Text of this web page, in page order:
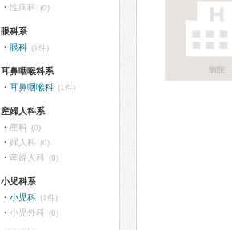
病院
性病科 (0)
眼科系
眼科 (1件)
耳鼻咽喉科系
耳鼻咽喉科 (1件)
産婦人科系
産科 (0)
婦人科 (0)
産婦人科 (0)
小児科系
小児科 (1件)
小児外科 (0)